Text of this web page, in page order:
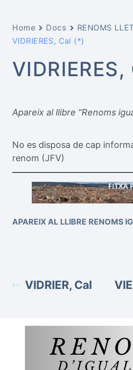
Home Docs
RENOMS
VIDRIERES, Cal (*)
Apareix al llibre “Renoms
No es disposa de cap
renom (JFV)
APAREIX AL LLIBRE RENOMS
VIDRIER, Cal